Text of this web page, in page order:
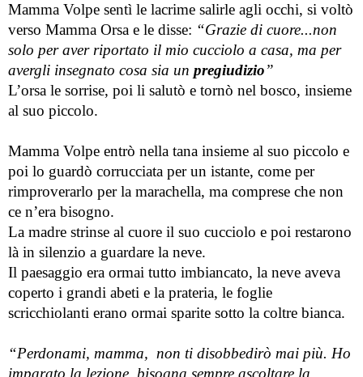
Mamma Volpe sentì le lacrime salirle agli occhi, si voltò
verso Mamma Orsa e le disse: “Grazie di cuore...non
solo per aver riportato il mio cucciolo a casa, ma per
avergli insegnato cosa sia un pregiudizio”
L’orsa le sorrise, poi li salutò e tornò nel bosco, insieme
al suo piccolo.
Mamma Volpe entrò nella tana insieme al suo piccolo e
poi lo guardò corrucciata per un istante, come per
rimproverarlo per la marachella, ma comprese che non
ce n’era bisogno.
La madre strinse al cuore il suo cucciolo e poi restarono
là in silenzio a guardare la neve.
Il paesaggio era ormai tutto imbiancato, la neve aveva
coperto i grandi abeti e la prateria, le foglie
scricchiolanti erano ormai sparite sotto la coltre bianca.
“Perdonami, mamma,  non ti disobbedirò mai più. Ho